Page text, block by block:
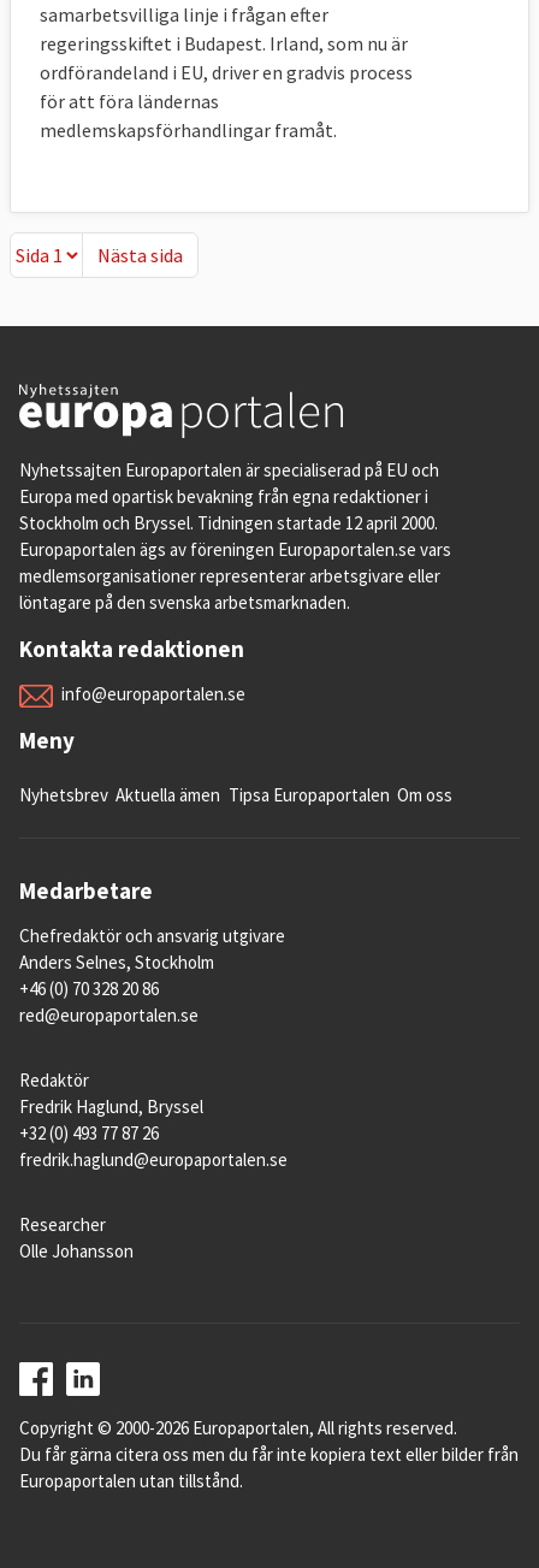
samarbetsvilliga linje i frågan efter
regeringsskiftet i Budapest. Irland, som nu är
ordförandeland i EU, driver en gradvis process
för att föra ländernas
medlemskapsförhandlingar framåt.
Nästa sida
Nästa sida
Nyhetssajten Europaportalen är specialiserad på EU och
Europa med opartisk bevakning från egna redaktioner i
Stockholm och Bryssel. Tidningen startade 12 april 2000.
Europaportalen ägs av föreningen Europaportalen.se vars
medlemsorganisationer representerar arbetsgivare eller
löntagare på den svenska arbetsmarknaden.
Kontakta redaktionen
info@europaportalen.se
Meny
Nyhetsbrev Aktuella ämen Tipsa Europaportalen Om oss
Medarbetare
Chefredaktör och ansvarig utgivare
Anders Selnes, Stockholm
+46 (0) 70 328 20 86
red@europaportalen.se
Redaktör
Fredrik Haglund, Bryssel
+32 (0) 493 77 87 26
fredrik.haglund@europaportalen.se
Researcher
Olle Johansson
Copyright © 2000-2026 Europaportalen, All rights reserved.
Du får gärna citera oss men du får inte kopiera text eller bilder från
Europaportalen utan tillstånd.